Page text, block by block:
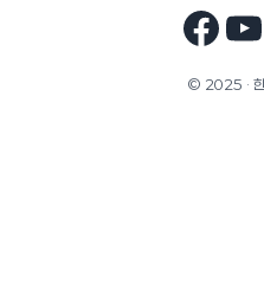
© 2025 · 한